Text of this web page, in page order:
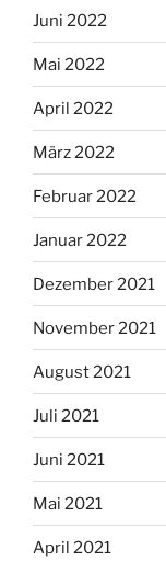
Juni 2022
Mai 2022
April 2022
März 2022
Februar 2022
Januar 2022
Dezember 2021
November 2021
August 2021
Juli 2021
Juni 2021
Mai 2021
April 2021